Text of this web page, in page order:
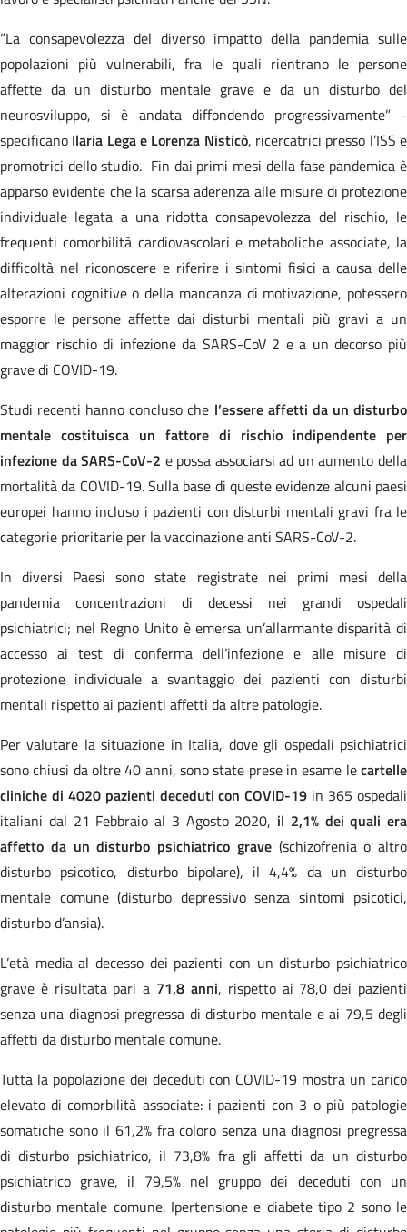
“La consapevolezza del diverso impatto della pandemia sulle
popolazioni più vulnerabili, fra le quali rientrano le persone
affette da un disturbo mentale grave e da un disturbo del
neurosviluppo, si è andata diffondendo progressivamente” -
specificano Ilaria Lega e Lorenza Nisticò, ricercatrici presso l’ISS e
promotrici dello studio. Fin dai primi mesi della fase pandemica è
apparso evidente che la scarsa aderenza alle misure di protezione
individuale legata a una ridotta consapevolezza del rischio, le
frequenti comorbilità cardiovascolari e metaboliche associate, la
difficoltà nel riconoscere e riferire i sintomi fisici a causa delle
alterazioni cognitive o della mancanza di motivazione, potessero
esporre le persone affette dai disturbi mentali più gravi a un
maggior rischio di infezione da SARS-CoV 2 e a un decorso più
grave di COVID-19.
Studi recenti hanno concluso che l’essere affetti da un disturbo
mentale costituisca un fattore di rischio indipendente per
infezione da SARS-CoV-2 e possa associarsi ad un aumento della
mortalità da COVID-19. Sulla base di queste evidenze alcuni paesi
europei hanno incluso i pazienti con disturbi mentali gravi fra le
categorie prioritarie per la vaccinazione anti SARS-CoV-2.
In diversi Paesi sono state registrate nei primi mesi della
pandemia concentrazioni di decessi nei grandi ospedali
psichiatrici; nel Regno Unito è emersa un’allarmante disparità di
accesso ai test di conferma dell’infezione e alle misure di
protezione individuale a svantaggio dei pazienti con disturbi
mentali rispetto ai pazienti affetti da altre patologie.
Per valutare la situazione in Italia, dove gli ospedali psichiatrici
sono chiusi da oltre 40 anni, sono state prese in esame lecartelle
cliniche di 4020 pazienti deceduti con COVID-19 in 365 ospedali
italiani dal 21 Febbraio al 3 Agosto 2020, il 2,1% dei quali era
affetto da un disturbo psichiatrico grave(schizofrenia o altro
disturbo psicotico, disturbo bipolare), il 4,4% da un disturbo
mentale comune (disturbo depressivo senza sintomi psicotici,
disturbo d’ansia).
L’età media al decesso dei pazienti con un disturbo psichiatrico
grave è risultata pari a 71,8 anni, rispetto ai 78,0 dei pazienti
senza una diagnosi pregressa di disturbo mentale e ai 79,5 degli
affetti da disturbo mentale comune.
Tutta la popolazione dei deceduti con COVID-19 mostra un carico
elevato di comorbilità associate: i pazienti con 3 o più patologie
somatiche sono il 61,2% fra coloro senza una diagnosi pregressa
di disturbo psichiatrico, il 73,8% fra gli affetti da un disturbo
psichiatrico grave, il 79,5% nel gruppo dei deceduti con un
disturbo mentale comune. Ipertensione e diabete tipo 2 sono le